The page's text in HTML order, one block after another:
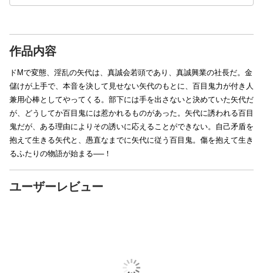
作品内容
ドMで変態、淫乱の矢代は、真誠会若頭であり、真誠興業の社長だ。金
儲けが上手で、本音を決して見せない矢代のもとに、百目鬼力が付き人
兼用心棒としてやってくる。部下には手を出さないと決めていた矢代だ
が、どうしてか百目鬼には惹かれるものがあった。矢代に誘われる百目
鬼だが、ある理由によりその誘いに応えることができない。自己矛盾を
抱えて生きる矢代と、愚直なまでに矢代に従う百目鬼。傷を抱えて生き
るふたりの物語が始まる──！
ユーザーレビュー